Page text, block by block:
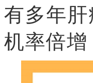
有多年
机率倍增